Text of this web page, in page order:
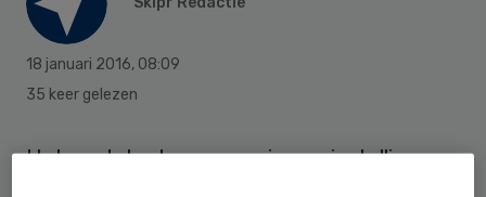
18 januari 2016, 08:09
35 keer gelezen
Het aantal volwassenen in een instelling